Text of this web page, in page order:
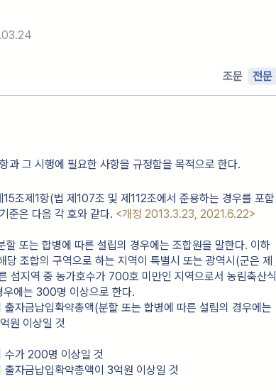
조문 전문
항과 그 시행에 필요한 사항을 규정함을 목적으로 한다.
15조제1항(법 제107조 및 제112조에서 준용하는 경우를 포함
준은 다음 각 호와 같다. <개정 2013.3.23, 2021.6.22>
또는 합병에 따른 설립의 경우에는 조합원을 말한다. 이하
조합의 구역으로 하는 지역이 특별시 또는 광역시(군은 제
섬지역 중 농가호수가 700호 미만인 지역으로서 농림축산식
우에는 300명 이상으로 한다.
자금납입확약총액(분할 또는 합병에 따른 설립의 경우에는
원 이상일 것
수가 200명 이상일 것
자금납입확약총액이 3억원 이상일 것